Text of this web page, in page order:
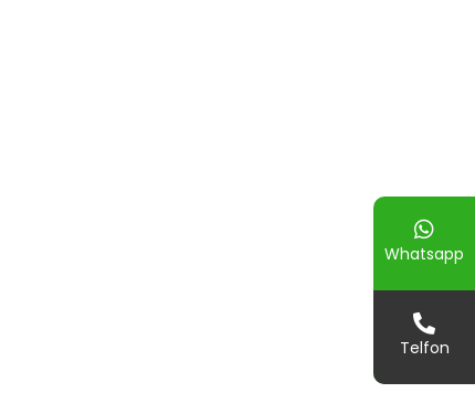
Whatsapp
Telfon